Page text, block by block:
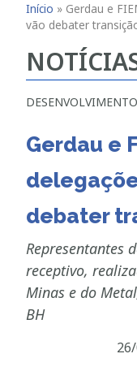
Início » Gerdau e
vão debater
Gerdau e
debater
Representantes
receptivo,
Minas e do
BH